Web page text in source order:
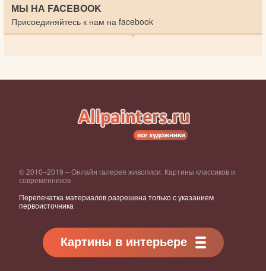
МЫ НА FACEBOOK
Присоединяйтесь к нам на facebook
© 2010–2019 – Онлайн галерея живописи. Картины классиков и
современников
Перепечатка материалов разрешена только с указанием
первоисточника
Картины в интерьере